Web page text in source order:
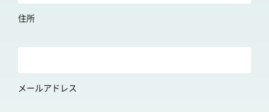
住所
メールアドレス